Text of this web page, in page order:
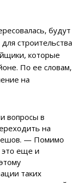
будут
для строительства
которые
По ее словам,
на
вопросы в
на
— Помимо
еще и
таких